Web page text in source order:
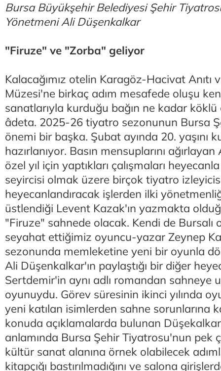
Bursa Büyükşehir Belediyesi Şehir
Yönetmeni Ali Düşenkalkar
"Firuze" ve "Zorba" geliyor
Kalacağımız otelin Karagöz-Hacivat Anıtı
Müzesi'ne birkaç adım mesafede oluşu
sanatlarıyla kurduğu bağın ne kadar köklü
âdeta. 2025-26 tiyatro sezonunun Bursa
önemi bir başka. Şubat ayında 20. yaşını
hazırlanıyor. Basın mensuplarını
özel yıl için yaptıkları çalışmaları
seyircisi olmak üzere birçok tiyatro
heyecanlandıracak işlerden ilki
üstlendiği Levent Kazak'ın yazmakta
"Firuze" sahnede olacak. Kendi de Bursalı
seyahat ettiğimiz oyuncu-yazar Zeynep
sezonunda memleketine yeni bir oyunla
Ali Düşenkalkar'ın paylaştığı bir diğer
Sertdemir'in aynı adlı romandan sahneye
oyunuydu. Görev süresinin ikinci yılında
yeni katılan isimlerden sahne sorunlarına
konuda açıklamalarda bulunan
anlamında Bursa Şehir Tiyatrosu'nun pek
kültür sanat alanına örnek olabilecek
kitapçığı bastırılmadığını ve salona